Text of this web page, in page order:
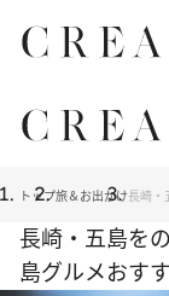
トップ旅＆お出かけ長崎・
長崎・五島をのんび
島グルメおす